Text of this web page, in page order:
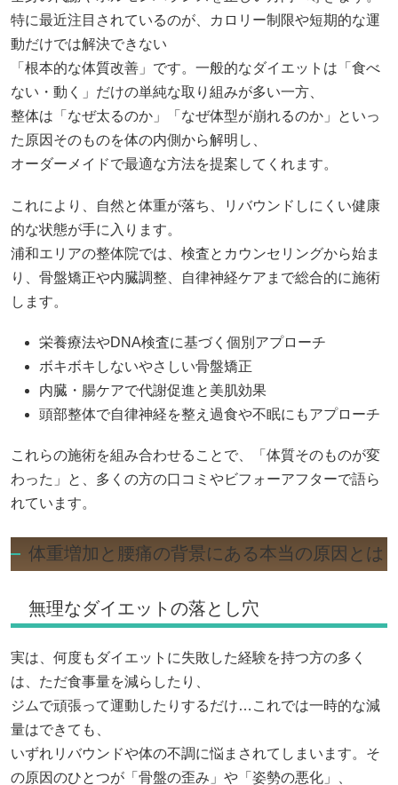
特に最近注目されているのが、カロリー制限や短期的な運
動だけでは解決できない
「根本的な体質改善」です。一般的なダイエットは「食べ
ない・動く」だけの単純な取り組みが多い一方、
整体は「なぜ太るのか」「なぜ体型が崩れるのか」といっ
た原因そのものを体の内側から解明し、
オーダーメイドで最適な方法を提案してくれます。
これにより、自然と体重が落ち、リバウンドしにくい健康
的な状態が手に入ります。
浦和エリアの整体院では、検査とカウンセリングから始ま
り、骨盤矯正や内臓調整、自律神経ケアまで総合的に施術
します。
栄養療法やDNA検査に基づく個別アプローチ
ボキボキしないやさしい骨盤矯正
内臓・腸ケアで代謝促進と美肌効果
頭部整体で自律神経を整え過食や不眠にもアプローチ
これらの施術を組み合わせることで、「体質そのものが変
わった」と、多くの方の口コミやビフォーアフターで語ら
れています。
体重増加と腰痛の背景にある本当の原因とは
無理なダイエットの落とし穴
実は、何度もダイエットに失敗した経験を持つ方の多く
は、ただ食事量を減らしたり、
ジムで頑張って運動したりするだけ…これでは一時的な減
量はできても、
いずれリバウンドや体の不調に悩まされてしまいます。そ
の原因のひとつが「骨盤の歪み」や「姿勢の悪化」、